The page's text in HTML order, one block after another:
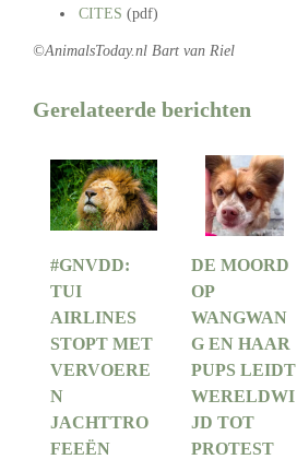
CITES (pdf)
©AnimalsToday.nl Bart van Riel
Gerelateerde berichten
#GNVDD:
TUI
AIRLINES
STOPT MET
VERVOERE
N
JACHTTRO
FEEËN
DE MOORD
OP
WANGWAN
G EN HAAR
PUPS LEIDT
WERELDWI
JD TOT
PROTEST